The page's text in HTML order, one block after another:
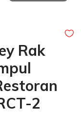
Rak
2